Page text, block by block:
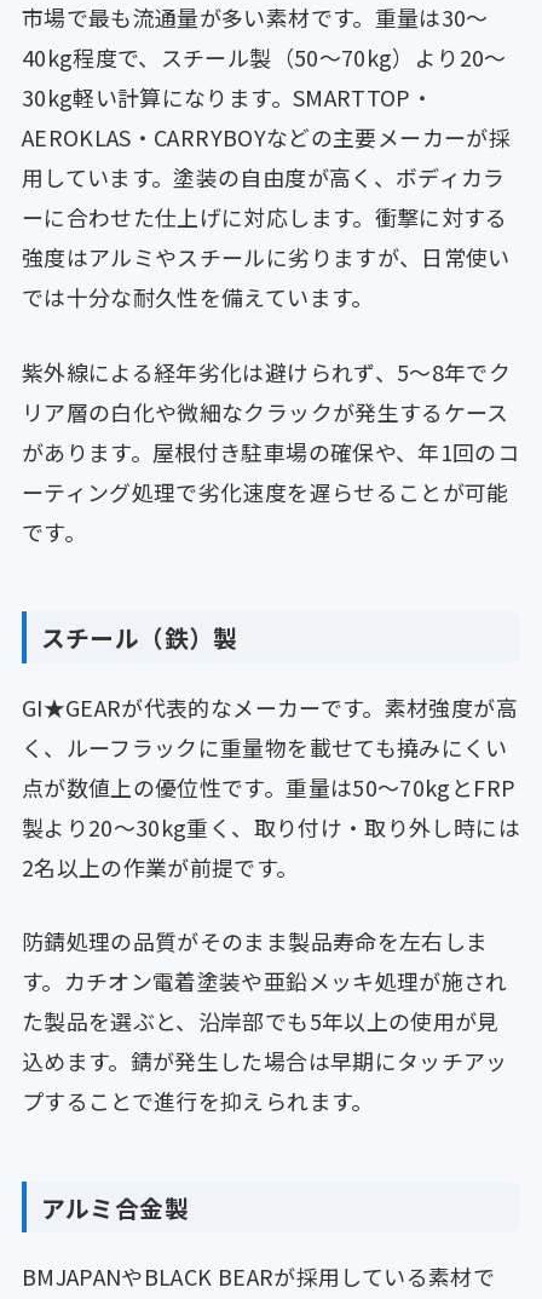
市場で最も流通量が多い素材です。重量は30〜
40kg程度で、スチール製（50〜70kg）より20〜
30kg軽い計算になります。SMARTTOP・
AEROKLAS・CARRYBOYなどの主要メーカーが採
用しています。塗装の自由度が高く、ボディカラ
ーに合わせた仕上げに対応します。衝撃に対する
強度はアルミやスチールに劣りますが、日常使い
では十分な耐久性を備えています。
紫外線による経年劣化は避けられず、5〜8年でク
リア層の白化や微細なクラックが発生するケース
があります。屋根付き駐車場の確保や、年1回のコ
ーティング処理で劣化速度を遅らせることが可能
です。
スチール（鉄）製
GI★GEARが代表的なメーカーです。素材強度が高
く、ルーフラックに重量物を載せても撓みにくい
点が数値上の優位性です。重量は50〜70kgとFRP
製より20〜30kg重く、取り付け・取り外し時には
2名以上の作業が前提です。
防錆処理の品質がそのまま製品寿命を左右しま
す。カチオン電着塗装や亜鉛メッキ処理が施され
た製品を選ぶと、沿岸部でも5年以上の使用が見
込めます。錆が発生した場合は早期にタッチアッ
プすることで進行を抑えられます。
アルミ合金製
BMJAPANやBLACK BEARが採用している素材で